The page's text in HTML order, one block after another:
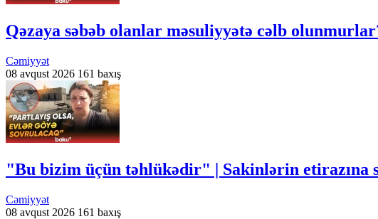
Qəzaya səbəb olanlar məsuliyyətə cəlb
Cəmiyyət
08 avqust 2026 161 baxış
"Bu bizim üçün təhlükədir" | Sakinlərin etirazına
Cəmiyyət
08 avqust 2026 161 baxış